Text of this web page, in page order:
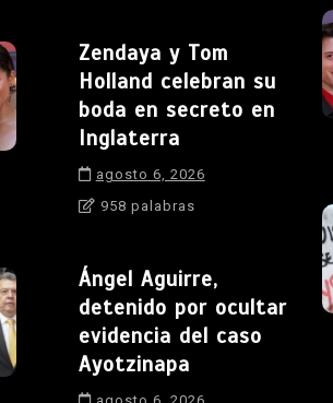
Zendaya y Tom
Holland celebran su
boda en secreto en
Inglaterra
agosto 6, 2026
958 palabras
Ángel Aguirre,
detenido por ocultar
evidencia del caso
Ayotzinapa